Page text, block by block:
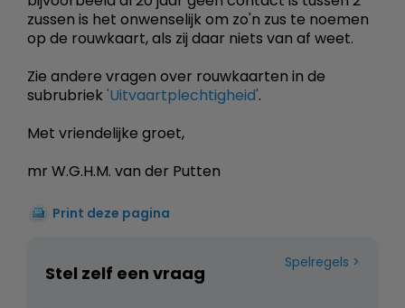
zussen is het onwenselijk om zo'n zus te noemen
op de rouwkaart, als zij daar niets van af weet.
Zie andere vragen over rouwkaarten in de
subrubriek 'Uitvaartplechtigheid'.
Met vriendelijke groet,
mr W.G.H.M. van der Putten
Print deze pagina
Spelregels
Stel zelf een vraag